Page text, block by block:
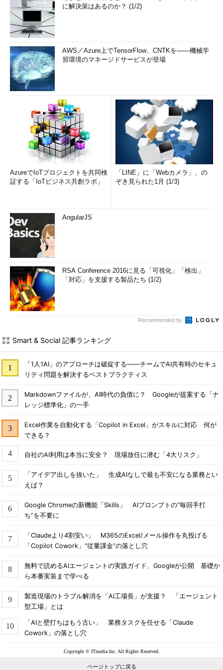
に解決策はあるのか？ (1/2)
AWS／Azure上でTensorFlow、CNTKを――機械学
習環境のマネージドサービスが登場
AzureでIoTプロジェクトを共同検
証する「IoTビジネス共創ラボ」
「LINE」に「Webカメラ」、の
ぞき見られた1月 (1/3)
AngularJS
RSA Conference 2016に見る「可視化」「検出」
「対応」を支援する製品たち (1/2)
Recommended by
Smart & Social 記事ランキング
「1人1AI」のアプローチは破綻する――チームでAI共有時のセキュ
リティ問題を解決するベストプラクティス
Markdownファイルが、AI時代の負債に？ Googleが提案する「ナ
レッジ標準化」の一手
Excel作業を自動化する「Copilot in Excel」がスキルに対応 何が
できる？
自社のAI利用は本当に安全？ 現場放任に潜む「4大リスク」
「アイデア出しを抜いた」 生成AIなしで最も不安になる業務とい
えば？
Google Chromeの新機能「Skills」 AIプロンプトの“毎回手打
ち”を不要に
「Claudeより4割安い」 M365のExcel/メール操作を丸投げる
「Copilot Cowork」“従量課金”の落とし穴
無料で読めるAIエージェントの実践ガイド、Googleが公開 基礎か
ら本番実装まで学べる
製造現場のトラブル解消を「AI工場長」が支援？ 「エージェント
型工場」とは
「AIと壁打ちはもう古い」 業務タスクを任せる「Claude
Cowork」の落とし穴
Copyright © ITmedia Inc. All Rights Reserved.
ページトップに戻る